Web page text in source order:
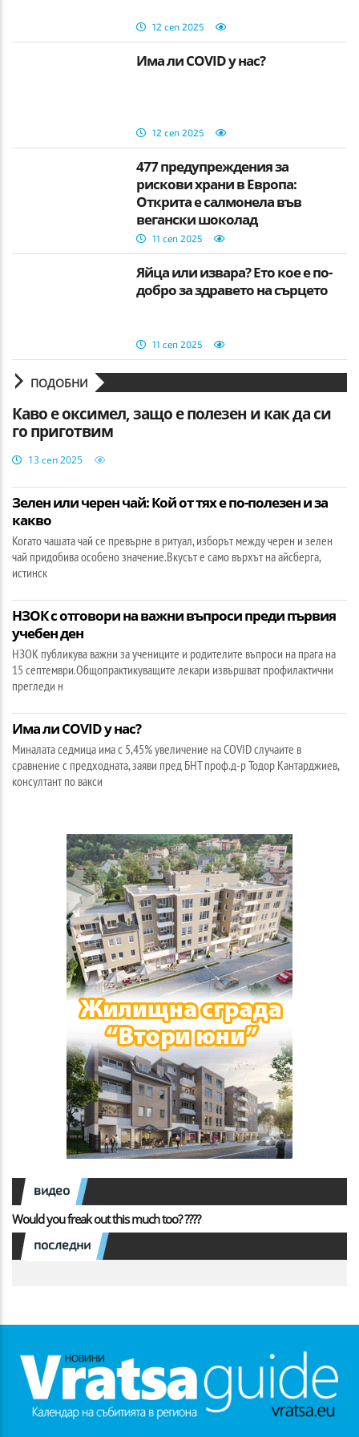
12 сеп 2025
Има ли COVID у нас?
12 сеп 2025
477 предупреждения за
рискови храни в Европа:
Открита е салмонела във
вегански шоколад
11 сеп 2025
Яйца или извара? Ето кое е по-
добро за здравето на сърцето
11 сеп 2025
ПОДОБНИ
Каво e оксимел, защо е полезен и как да си
го приготвим
13 сеп 2025
Зелен или черен чай: Кой от тях е по-полезен и за
какво
Когато чашата чай се превърне в ритуал, изборът между черен и зелен
чай придобива особено значение.Вкусът е само върхът на айсберга,
истинск
НЗОК с отговори на важни въпроси преди първия
учебен ден
НЗОК публикува важни за учениците и родителите въпроси на прага на
15 септември.Общопрактикуващите лекари извършват профилактични
прегледи н
Има ли COVID у нас?
Миналата седмица има с 5,45% увеличение на COVID случаите в
сравнение с предходната, заяви пред БНТ проф.д-р Тодор Кантарджиев,
консултант по вакси
видео
Would you freak out this much too? ????
последни